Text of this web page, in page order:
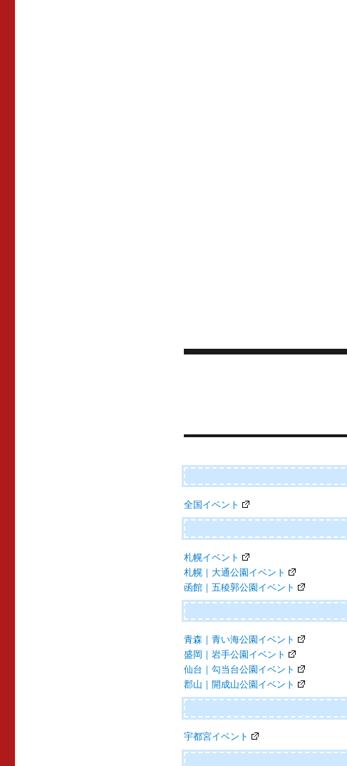
ビ
ゲ
ー
シ
ョ
ン
全国イベント
札幌イベント
札幌｜大通公園イベント
函館｜五稜郭公園イベント
青森｜青い海公園イベント
盛岡｜岩手公園イベント
仙台｜勾当台公園イベント
郡山｜開成山公園イベント
宇都宮イベント